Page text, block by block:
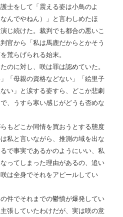
士をして「震える姿は小鳥のよ
んでやねん）」と言わしめたほ
じ続けた。裁判でも都合の悪いこ
官から「私は馬鹿だからとかそう
荒らげられる始末。
のに対し、咲は罪は認めていた。
「母親の資格などない」「絵里子
い」と涙する姿すら、どこか悲劇
、うすら寒い感じがどうも否めな
もどこか同情を買おうとする態度
私と言いながら、推測の域を出な
で事実であるかのようにいい、私
ってしまった理由があるの、追い
は全身でそれをアピールしてい
件でそれまでの鬱憤が爆発してい
張していたわけだが、実は咲の意